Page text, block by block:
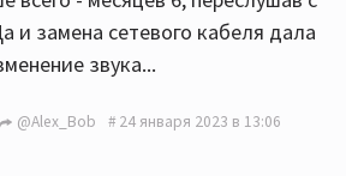
и замена сетевого кабеля дала
звука...
@Alex_Bob 24 января 2023 в 13:06